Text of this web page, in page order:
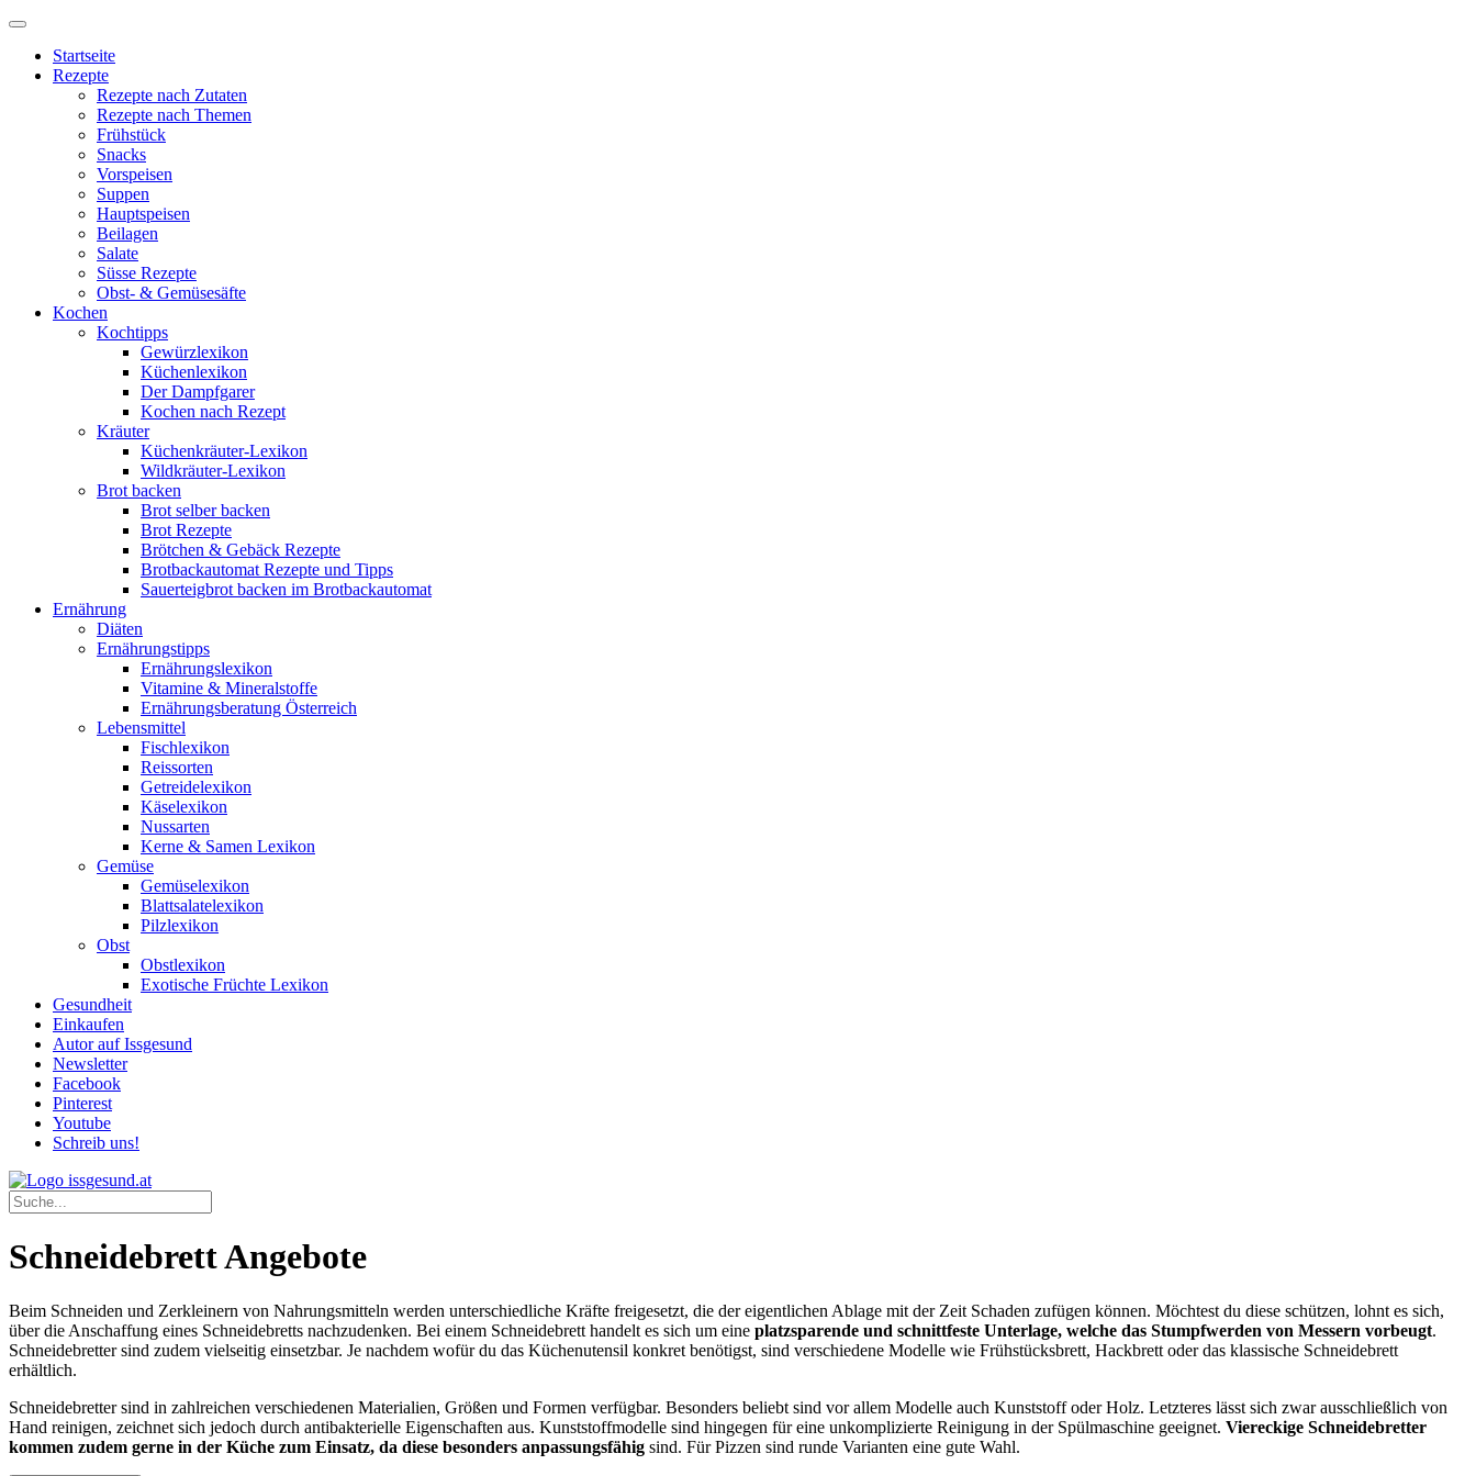
Startseite
Rezepte
Rezepte nach Zutaten
Rezepte nach Themen
Frühstück
Snacks
Vorspeisen
Suppen
Hauptspeisen
Beilagen
Salate
Süsse Rezepte
Obst- & Gemüsesäfte
Kochen
Kochtipps
Gewürzlexikon
Küchenlexikon
Der Dampfgarer
Kochen nach Rezept
Kräuter
Küchenkräuter-Lexikon
Wildkräuter-Lexikon
Brot backen
Brot selber backen
Brot Rezepte
Brötchen & Gebäck Rezepte
Brotbackautomat Rezepte und Tipps
Sauerteigbrot backen im Brotbackautomat
Ernährung
Diäten
Ernährungstipps
Ernährungslexikon
Vitamine & Mineralstoffe
Ernährungsberatung Österreich
Lebensmittel
Fischlexikon
Reissorten
Getreidelexikon
Käselexikon
Nussarten
Kerne & Samen Lexikon
Gemüse
Gemüselexikon
Blattsalatelexikon
Pilzlexikon
Obst
Obstlexikon
Exotische Früchte Lexikon
Gesundheit
Einkaufen
Autor auf Issgesund
Newsletter
Facebook
Pinterest
Youtube
Schreib uns!
Schneidebrett Angebote
Beim Schneiden und Zerkleinern von Nahrungsmitteln werden unterschiedliche Kräfte freigesetzt, die der eigentlichen Ablage mit der Zeit Schaden zufügen können. Möchtest du diese schützen, lohnt es sich,
über die Anschaffung eines Schneidebretts nachzudenken. Bei einem Schneidebrett handelt es sich um eine platzsparende und schnittfeste Unterlage, welche das Stumpfwerden von Messern vorbeugt.
Schneidebretter sind zudem vielseitig einsetzbar. Je nachdem wofür du das Küchenutensil konkret benötigst, sind verschiedene Modelle wie Frühstücksbrett, Hackbrett oder das klassische Schneidebrett
erhältlich.
Schneidebretter sind in zahlreichen verschiedenen Materialien, Größen und Formen verfügbar. Besonders beliebt sind vor allem Modelle auch Kunststoff oder Holz. Letzteres lässt sich zwar ausschließlich von
Hand reinigen, zeichnet sich jedoch durch antibakterielle Eigenschaften aus. Kunststoffmodelle sind hingegen für eine unkomplizierte Reinigung in der Spülmaschine geeignet. Viereckige Schneidebretter
kommen zudem gerne in der Küche zum Einsatz, da diese besonders anpassungsfähig sind. Für Pizzen sind runde Varianten eine gute Wahl.